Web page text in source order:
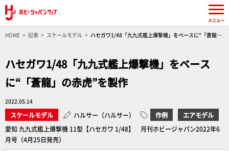
HOME 記事 スケールモデル
ハセガワ1/48「九九式艦上爆撃機」をベースに“「蒼龍」
ハセガワ1/48「九九式艦上爆撃機」をベース
に“「蒼龍」の赤虎”を製作
2022.05.14
スケールモデル ハルサー（ハルサー） 作例
エアモデル
愛知 九九式艦上爆撃機 11型【ハセガワ 1/48】 月刊ホビージャパン2022年6
月号（4月25日発売）
メニュー